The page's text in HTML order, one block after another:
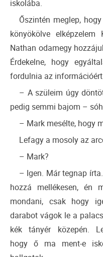
iskolába.
Őszintén meglep,
könyökölve
Nathan odamegy
Érdekelne, hogy
fordulnia az
– A szüleim úgy
pedig semmi bajom –
– Mark mesélte, hogy
Lefagy a mosoly az
– Mark?
– Igen. Már tegnap
hozzá mellékesen, én
mondani, csak hogy
darabot vágok le a
kék tányér közepén.
hogy ő ma ment-e